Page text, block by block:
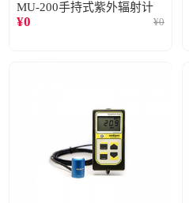
MU-200手持式紫外辐射计
¥0 ¥0